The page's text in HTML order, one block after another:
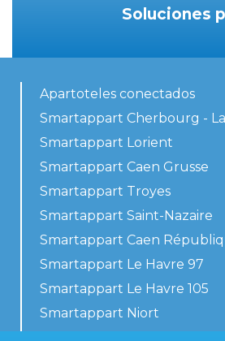
Soluciones
Apartoteles conectados
Smartappart Cherbourg -
Smartappart Lorient
Smartappart Caen Grusse
Smartappart Troyes
Smartappart Saint-Nazaire
Smartappart Caen
Smartappart Le Havre 97
Smartappart Le Havre 105
Smartappart Niort